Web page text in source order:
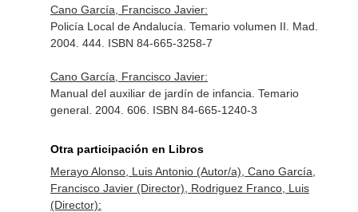
Cano García, Francisco Javier:
Policía Local de Andalucía. Temario volumen II. Mad.
2004. 444. ISBN 84-665-3258-7
Cano García, Francisco Javier:
Manual del auxiliar de jardín de infancia. Temario
general. 2004. 606. ISBN 84-665-1240-3
Otra participación en Libros
Merayo Alonso, Luis Antonio (Autor/a), Cano García,
Francisco Javier (Director), Rodriguez Franco, Luis
(Director):